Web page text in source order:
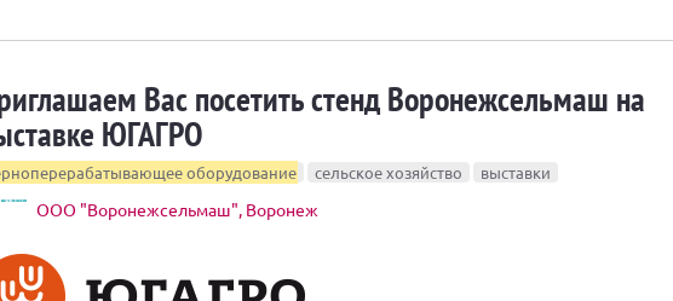
Вас посетить стенд Воронежсельмаш на
ЮГАГРО
оборудование сельское хозяйство выставки
ООО "Воронежсельмаш", Воронеж